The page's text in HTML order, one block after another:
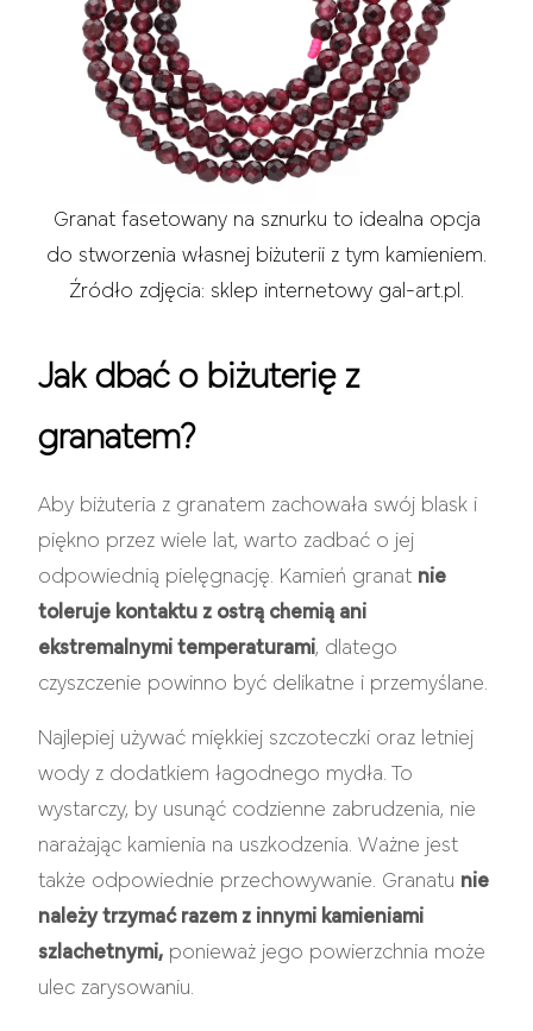
Granat fasetowany na sznurku to idealna opcja
do stworzenia własnej biżuterii z tym kamieniem.
Źródło zdjęcia: sklep internetowy gal-art.pl.
Jak dbać o biżuterię z
granatem?
Aby biżuteria z granatem zachowała swój blask i
piękno przez wiele lat, warto zadbać o jej
odpowiednią pielęgnację. Kamień granat nie
toleruje kontaktu z ostrą chemią ani
ekstremalnymi temperaturami, dlatego
czyszczenie powinno być delikatne i przemyślane.
Najlepiej używać miękkiej szczoteczki oraz letniej
wody z dodatkiem łagodnego mydła. To
wystarczy, by usunąć codzienne zabrudzenia, nie
narażając kamienia na uszkodzenia. Ważne jest
także odpowiednie przechowywanie. Granatu nie
należy trzymać razem z innymi kamieniami
szlachetnymi, ponieważ jego powierzchnia może
ulec zarysowaniu.